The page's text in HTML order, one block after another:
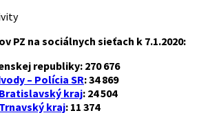
PZ na sociálnych sieťach k 7.1.2020:
republiky: 270 676
– Polícia SR: 34 869
kraj: 24 504
kraj: 11 374